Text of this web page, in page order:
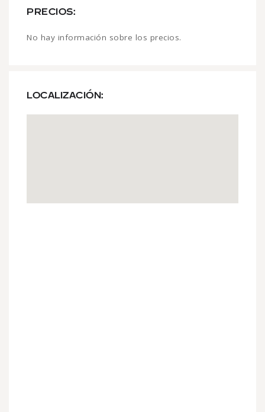
PRECIOS:
No hay información sobre los precios.
LOCALIZACIÓN: